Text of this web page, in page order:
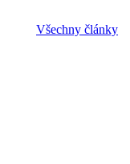
Všechny články